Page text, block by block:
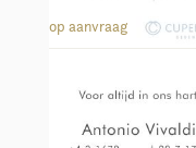
113
op aanvraag